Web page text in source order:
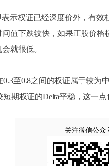
示权证已经深度价外，有效
值下跌较快，如果正股价格
就很低。
至0.8之间的权证属于较为
期权证的Delta平稳，这一点
关注微信公众